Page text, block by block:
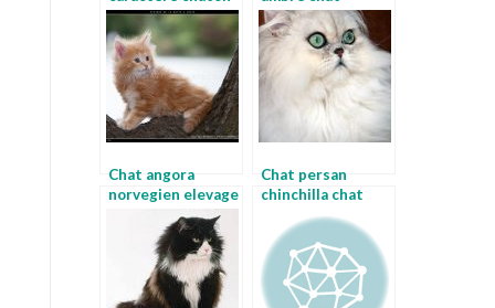
norvegien noir et
blanc
norvegien femelle
Chat angora
norvegien elevage
chat norvegien
belgique
Chat persan
chinchilla chat
egyptien